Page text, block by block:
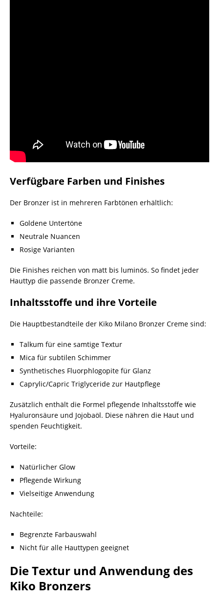
Verfügbare Farben und Finishes
Der Bronzer ist in mehreren Farbtönen erhältlich:
Goldene Untertöne
Neutrale Nuancen
Rosige Varianten
Die Finishes reichen von matt bis luminös. So findet jeder
Hauttyp die passende Bronzer Creme.
Inhaltsstoffe und ihre Vorteile
Die Hauptbestandteile der Kiko Milano Bronzer Creme sind:
Talkum für eine samtige Textur
Mica für subtilen Schimmer
Synthetisches Fluorphlogopite für Glanz
Caprylic/Capric Triglyceride zur Hautpflege
Zusätzlich enthält die Formel pflegende Inhaltsstoffe wie
Hyaluronsäure und Jojobaöl. Diese nähren die Haut und
spenden Feuchtigkeit.
Vorteile:
Natürlicher Glow
Pflegende Wirkung
Vielseitige Anwendung
Nachteile:
Begrenzte Farbauswahl
Nicht für alle Hauttypen geeignet
Die Textur und Anwendung des
Kiko Bronzers